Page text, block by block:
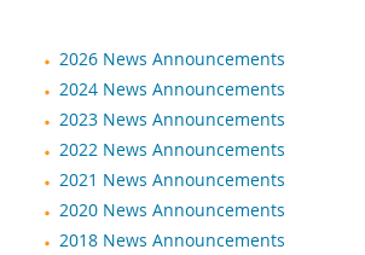
2026 News Announcements
2024 News Announcements
2023 News Announcements
2022 News Announcements
2021 News Announcements
2020 News Announcements
2018 News Announcements